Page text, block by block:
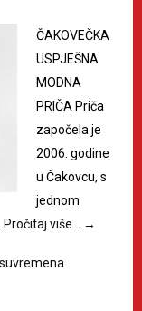
ČAKOVEČKA
USPJEŠNA
MODNA
PRIČA Priča
započela je
2006. godine
u Čakovcu, s
jednom
Pročitaj više… →